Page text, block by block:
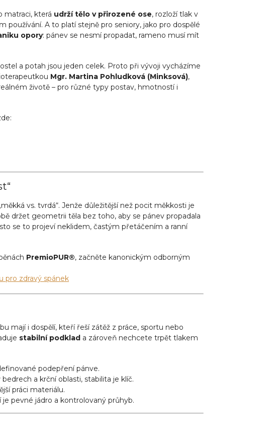
matraci, která udrží tělo v přirozené ose, rozloží tlak v
A to platí stejně pro seniory, jako pro dospělé
opory: pánev se nesmí propadat, rameno musí mít
a potah jsou jeden celek. Proto při vývoji vycházíme
Mgr. Martina Pohludková (Minksová),
životě – pro různé typy postav, hmotností i
vs. tvrdá“. Jenže důležitější než pocit měkkosti je
držet geometrii těla bez toho, aby se pánev propadala
se to projeví neklidem, častým přetáčením a ranní
PremioPUR®, začněte kanonickým odborným
pro zdravý spánek
mají i dospělí, kteří řeší zátěž z práce, sportu nebo
stabilní podklad a zároveň nechcete trpět tlakem
podepření pánve.
a krční oblasti, stabilita je klíč.
práci materiálu.
pevné jádro a kontrolovaný průhyb.